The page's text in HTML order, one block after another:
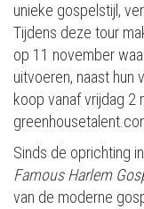
unieke gospelstijl,
Tijdens deze tour
op 11 november
uitvoeren, naast
koop vanaf vrijdag 2
Sinds de oprichting
Famous Harlem
van de moderne